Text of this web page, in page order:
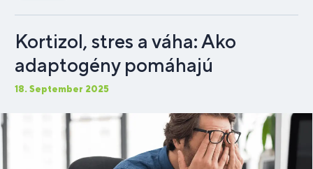
Kortizol, stres a váha: Ako
adaptogény pomáhajú
18. September 2025